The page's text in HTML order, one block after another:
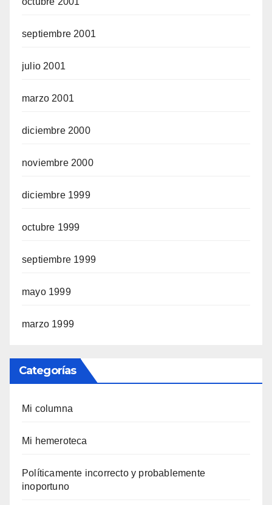
septiembre 2001
julio 2001
marzo 2001
diciembre 2000
noviembre 2000
diciembre 1999
octubre 1999
septiembre 1999
mayo 1999
marzo 1999
Categorías
Mi columna
Mi hemeroteca
Polí­ticamente incorrecto y probablemente
inoportuno